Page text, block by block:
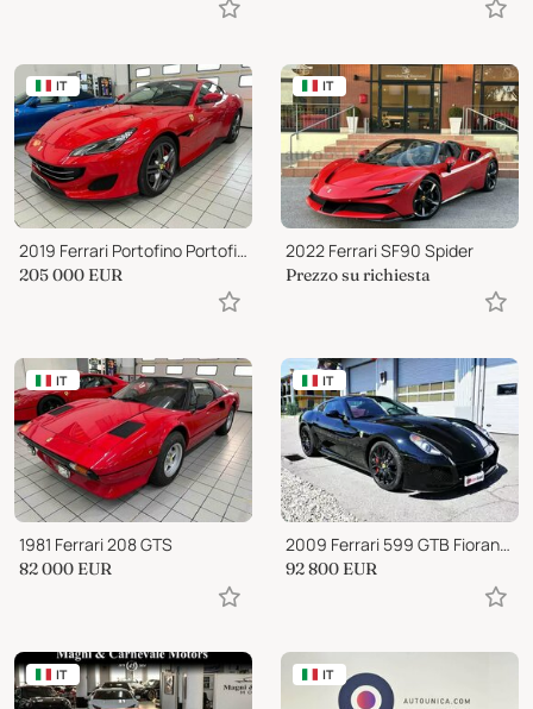
IT
2019 Ferrari Portofino Portofino
205 000 EUR
IT
2022 Ferrari SF90 Spider
Prezzo su richiesta
IT
1981 Ferrari 208 GTS
82 000 EUR
IT
2009 Ferrari 599 GTB Fiorano F1
92 800 EUR
IT IT